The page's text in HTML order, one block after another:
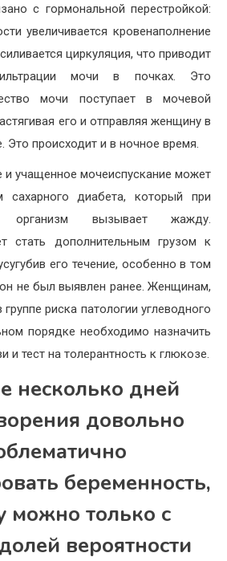
с гормональной перестройкой:
увеличивается кровенаполнение
циркуляция, что приводит
мочи в почках. Это
мочи поступает в мочевой
его и отправляя женщину в
Это происходит и в ночное время.
и учащенное мочеиспускание может
сахарного диабета, который при
организм вызывает жажду.
стать дополнительным грузом к
его течение, особенно в том
не был выявлен ранее. Женщинам,
риска патологии углеводного
порядке необходимо назначить
и тест на толерантность к глюкозе.
несколько дней
довольно
беременность,
можно только с
вероятности